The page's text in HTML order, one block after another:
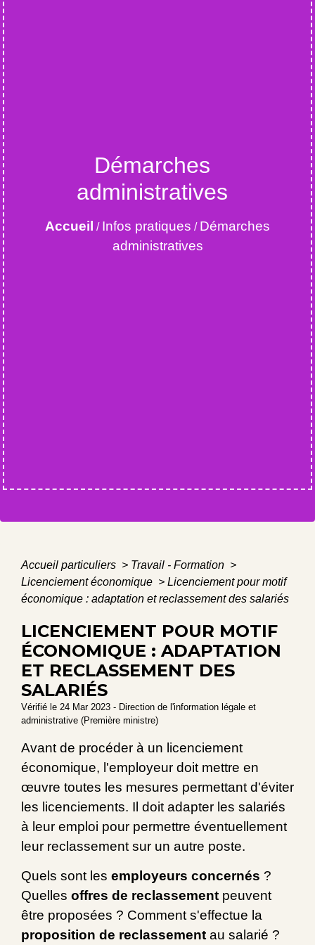
Démarches
administratives
Accueil / Infos pratiques / Démarches
administratives
Accueil particuliers > Travail - Formation >
Licenciement économique > Licenciement pour motif
économique : adaptation et reclassement des salariés
LICENCIEMENT POUR MOTIF
ÉCONOMIQUE : ADAPTATION
ET RECLASSEMENT DES
SALARIÉS
Vérifié le 24 Mar 2023 - Direction de l'information légale et
administrative (Première ministre)
Avant de procéder à un licenciement
économique, l'employeur doit mettre en
œuvre toutes les mesures permettant d'éviter
les licenciements. Il doit adapter les salariés
à leur emploi pour permettre éventuellement
leur reclassement sur un autre poste.
Quels sont les employeurs concernés ?
Quelles offres de reclassement peuvent
être proposées ? Comment s'effectue la
proposition de reclassement au salarié ?